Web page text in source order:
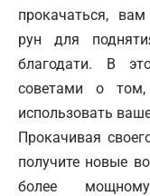
прокачаться,
рун для
благодати. В
советами о
использовать
Прокачивая
получите новые
более